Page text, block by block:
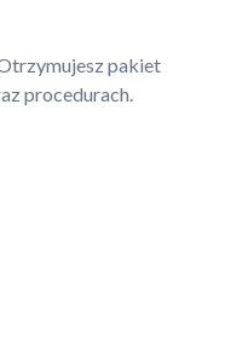
pakiet
procedurach.